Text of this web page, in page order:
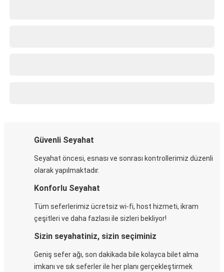
Güvenli Seyahat
Seyahat öncesi, esnası ve sonrası kontrollerimiz düzenli
olarak yapılmaktadır.
Konforlu Seyahat
Tüm seferlerimiz ücretsiz wi-fi, host hizmeti, ikram
çeşitleri ve daha fazlası ile sizleri bekliyor!
Sizin seyahatiniz, sizin seçiminiz
Geniş sefer ağı, son dakikada bile kolayca bilet alma
imkanı ve sık seferler ile her planı gerçekleştirmek